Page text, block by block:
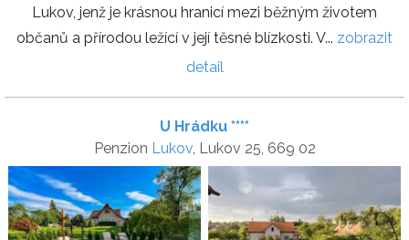
Lukov, jenž je krásnou hranicí mezi běžným životem
občanů a přírodou ležící v její těsné blízkosti. V... zobrazit
detail
U Hrádku ****
Penzion Lukov, Lukov 25, 669 02